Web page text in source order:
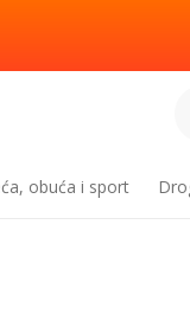
obuća i sport